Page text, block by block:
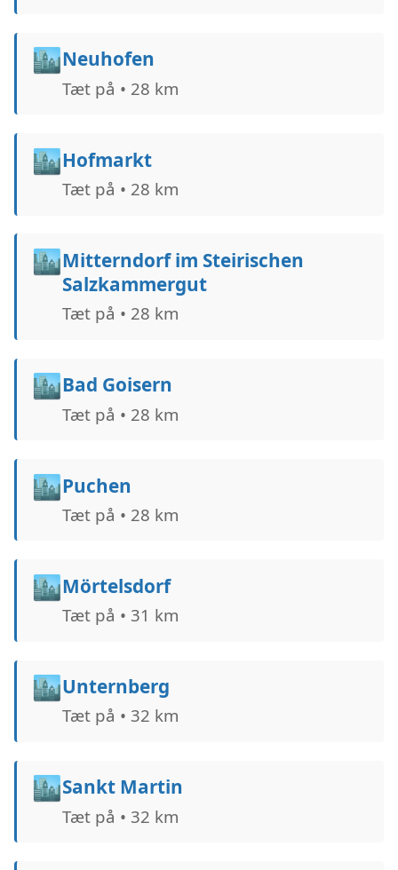
🏙️Neuhofen
Tæt på • 28 km
🏙️Hofmarkt
Tæt på • 28 km
🏙️Mitterndorf im Steirischen
Salzkammergut
Tæt på • 28 km
🏙️Bad Goisern
Tæt på • 28 km
🏙️Puchen
Tæt på • 28 km
🏙️Mörtelsdorf
Tæt på • 31 km
🏙️Unternberg
Tæt på • 32 km
🏙️Sankt Martin
Tæt på • 32 km